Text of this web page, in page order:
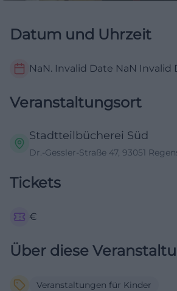
Datum und Uhrzeit
NaN. Invalid Date NaN Invalid
Veranstaltungsort
Stadtteilbücherei Süd
Dr.-Gessler-Straße 47, 93051
Tickets
€
Über diese
Veranstaltungen für Kinder